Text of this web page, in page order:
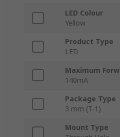
LED Colour
Yellow
Product Type
LED
Maximum
140mA
Package Type
3 mm (T-1)
Mount Type